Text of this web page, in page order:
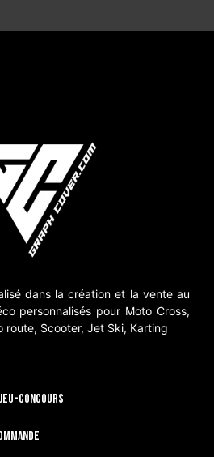
dans la création et la vente au
personnalisés pour Moto Cross,
route, Scooter, Jet Ski, Karting
CONCOURS